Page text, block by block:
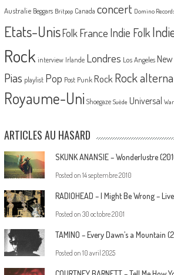
Australie Beggars Britpop Canada concert Domino
Etats-UnisFolk France Indie Folk
Rock interview Irlande Londres Los Angeles
Pias playlist Pop Post Punk Rock Rock
Royaume-Uni Shoegaze Suède Universal
ARTICLES AU HASARD
SKUNK ANANSIE – Wonderlustre
Posted on 14 septembre 2010
RADIOHEAD – I Might Be Wrong –
Posted on 30 octobre 2001
TAMINO – Every Dawn’s a Mountain
Posted on 10 avril 2025